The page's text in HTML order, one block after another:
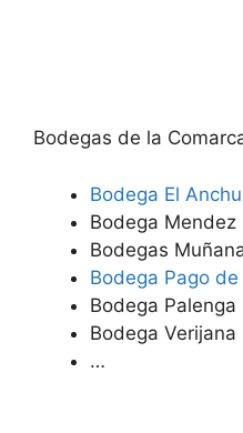
Bodegas de la
Bodega El
Bodega Mendez
Bodegas
Bodega Pago
Bodega Palenga
Bodega Verijana
…